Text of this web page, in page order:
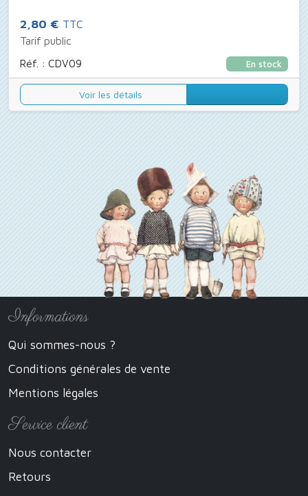
2,80 € TTC
Tarif public
En stock
Réf. : CDV09
Voir les détails
Informations
Qui sommes-nous ?
Conditions générales de vente
Mentions légales
Service client
Nous contacter
Retours